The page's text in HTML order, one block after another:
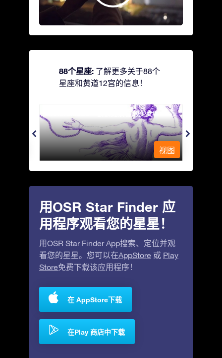
88个星座: 了解更多关于88个
星座和黄道12宫的信息！
Andromeda - 被铁链锁着的少女
视图
用OSR Star Finder 应
用程序观看您的星星！
用OSR Star Finder App搜索、定位并观
看您的星星。您可以在AppStore 或 Play
Store免费下载该应用程序！
在 AppStore下载
在Play 商店中下载